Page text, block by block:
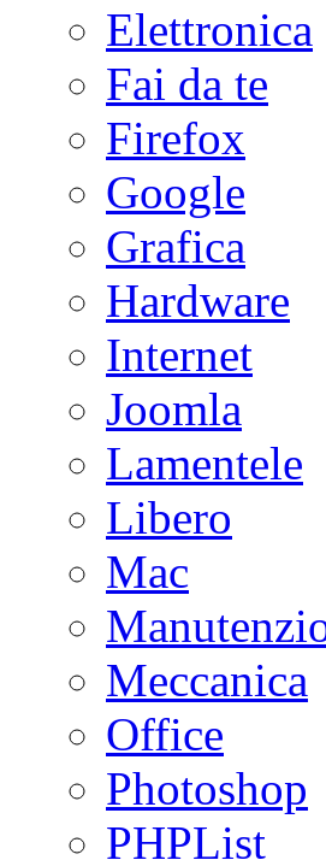
Elettronica
Fai da te
Firefox
Google
Grafica
Hardware
Internet
Joomla
Lamentele
Libero
Mac
Meccanica
Office
Photoshop
PHPList